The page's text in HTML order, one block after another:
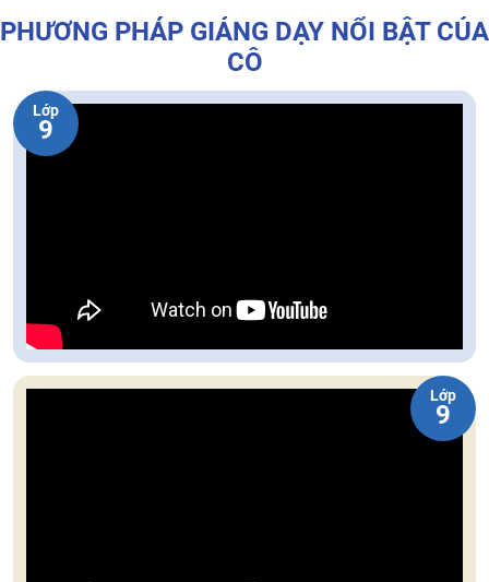
PHƯƠNG PHÁP GIẢNG DẠY NỔI BẬT CỦA
CÔ
Lớp
9
Lớp
9